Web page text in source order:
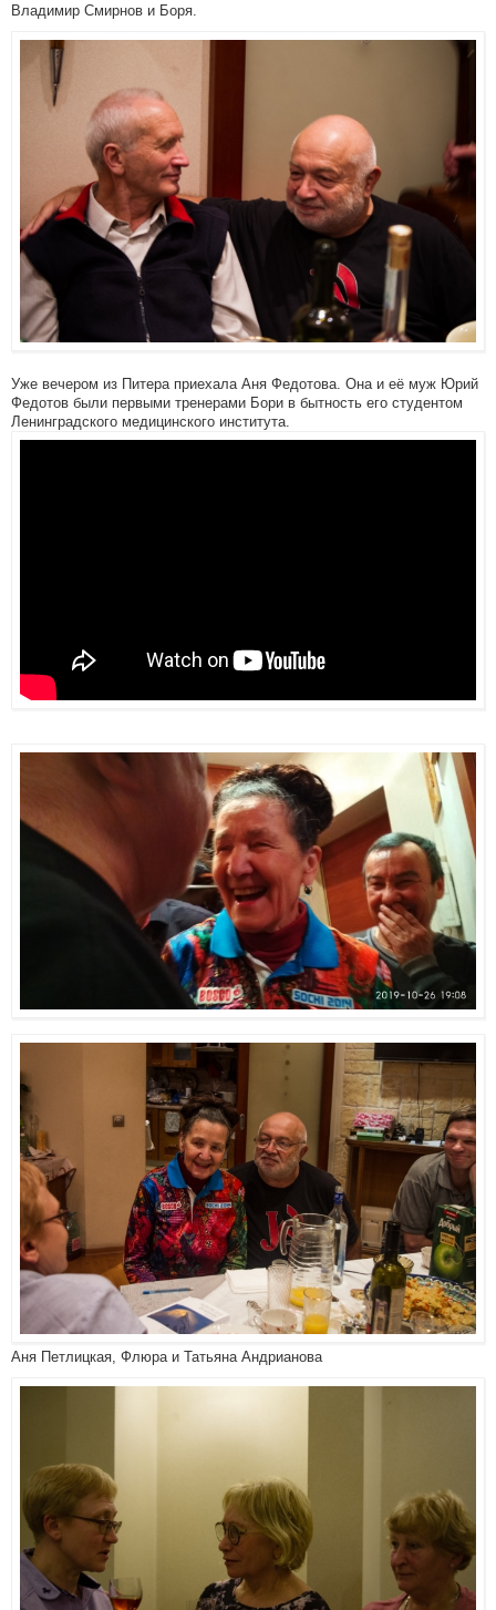
Владимир Смирнов и Боря.
Уже вечером из Питера приехала Аня Федотова. Она и её муж Юрий
Федотов были первыми тренерами Бори в бытность его студентом
Ленинградского медицинского института.
Аня Петлицкая, Флюра и Татьяна Андрианова